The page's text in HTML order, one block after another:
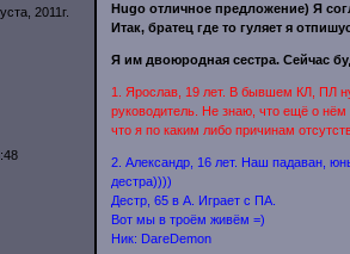
2011г.
Hugo отличное предложение) Я
Итак, братец где то гуляет я
Я им двоюродная сестра. Сейчас
1. Ярослав, 19 лет. В бывшем КЛ, ПЛ
руководитель. Не знаю, что ещё о
что я по каким либо причинам
2. Александр, 16 лет. Наш падаван,
дестра))))
Дестр, 65 в А. Играет с ПА.
Вот мы в троём живём =)
Ник: DareDemon